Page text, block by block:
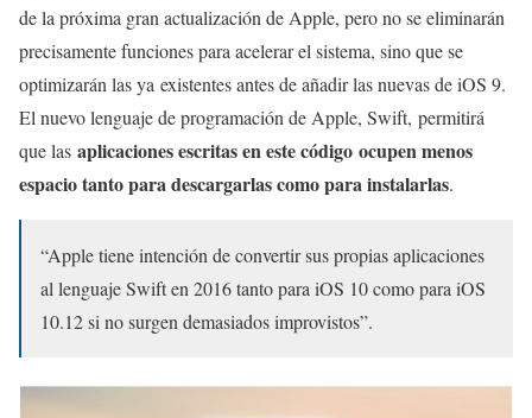
de la próxima gran actualización de Apple, pero no se eliminarán
precisamente funciones para acelerar el sistema, sino que se
optimizarán las ya existentes antes de añadir las nuevas de iOS 9.
El nuevo lenguaje de programación de Apple, Swift, permitirá
que las aplicaciones escritas en este código ocupen menos
espacio tanto para descargarlas como para instalarlas.
“Apple tiene intención de convertir sus propias aplicaciones
al lenguaje Swift en 2016 tanto para iOS 10 como para iOS
10.12 si no surgen demasiados improvistos”.